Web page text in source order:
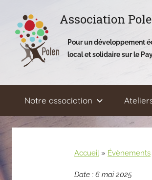
contenu
Association
Pour un développement
local et solidaire sur le
Notre association
Accueil » Évènements
Date : 6 mai 2025